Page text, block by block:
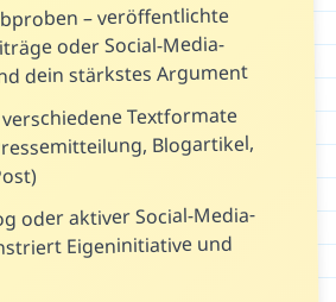
– veröffentlichte
oder Social-Media-
dein stärkstes Argument
Textformate
Blogartikel,
oder aktiver Social-Media-
Eigeninitiative und